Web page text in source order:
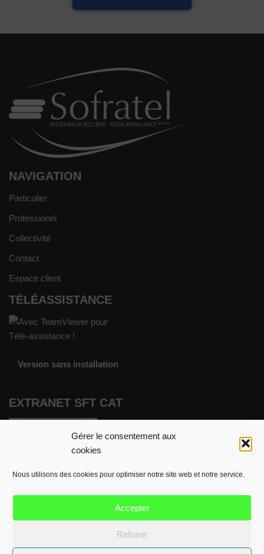
Gérer le consentement aux
cookies
Nous utilisons des cookies pour optimiser notre site web et notre service.
Accepter
Refuser
NAVIGATION
Particulier
Professionel
Collectivité
Contact
Espace client
TÉLÉASSISTANCE
Version sans installation
EXTRANET SFT CAT